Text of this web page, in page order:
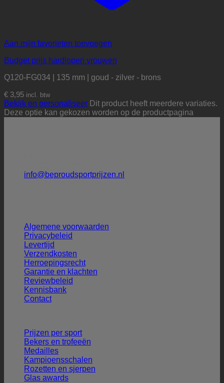
Aan mijn favorieten toevoegen
Budget prijs hardlopen vrouwen
Q120-FG034 | 135 mm | goud - zilver - brons
€ 3,95 incl. btw
Bekijk en personaliseer Dit product heeft meerdere variaties.
Deze optie kan gekozen worden op de productpagina
info@beproudsportprijzen.nl
Algemene voorwaarden
Privacybeleid
Levertijd
Verzendkosten
Herroepingsrecht
Garantie en klachten
Reviewbeleid
Kennisbank
Contact
Prijzen per sport
Bekers en trofeeën
Medailles
Kampioensschalen
Rozetten en sjerpen
Glas awards